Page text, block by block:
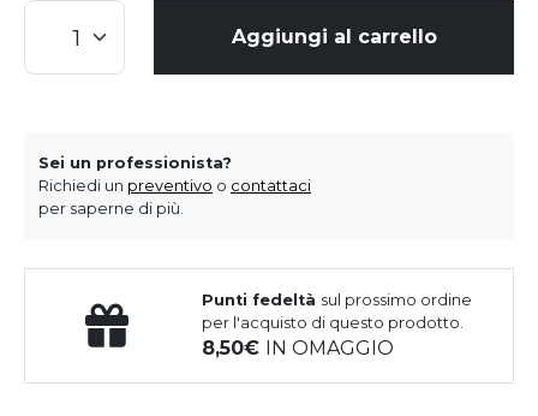
Aggiungi al carrello
Sei un professionista?
Richiedi un preventivo o contattaci
per saperne di più.
Punti fedeltà sul prossimo ordine
per l'acquisto di questo prodotto.
8,50 IN OMAGGIO